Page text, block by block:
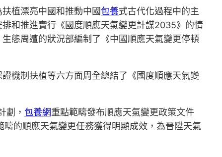
植漂亮中國和推動中國包養式古代化過程中的主
和推進實行《國度順應天氣變更計謀2035》的情
態周遭的狀況部編制了《中國順應天氣變更停頓
機制扶植等六方面周全總結了《國度順應天氣變
劃， 包養網重點範疇發布順應天氣變更政策文件
疇的順應天氣變更任務獲得明顯成效，為晉陞天氣